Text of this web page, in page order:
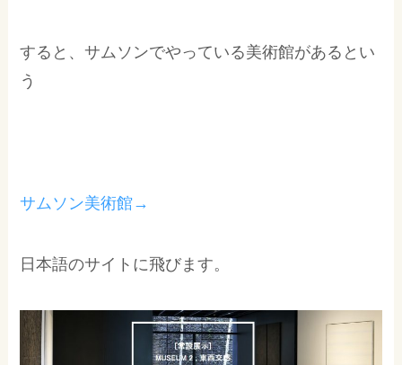
すると、サムソンでやっている美術館があるとい
う
サムソン美術館→
日本語のサイトに飛びます。